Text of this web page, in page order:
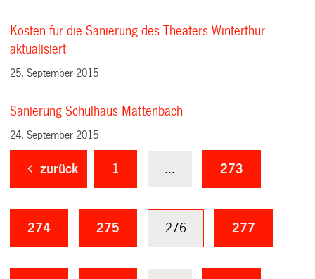
Kosten für die Sanierung des Theaters Winterthur
aktualisiert
25. September 2015
Sanierung Schulhaus Mattenbach
24. September 2015
zurück 1 ... 273
274 275 276 277